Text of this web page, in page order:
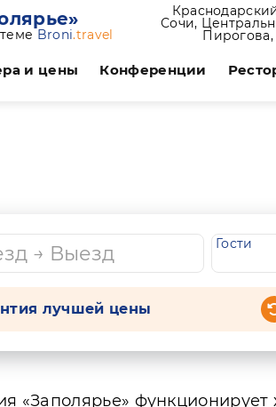
Broni.travel
Сочи,
Пирогова,
и цены Конференции
Гости
лучшей цены
«Заполярье»